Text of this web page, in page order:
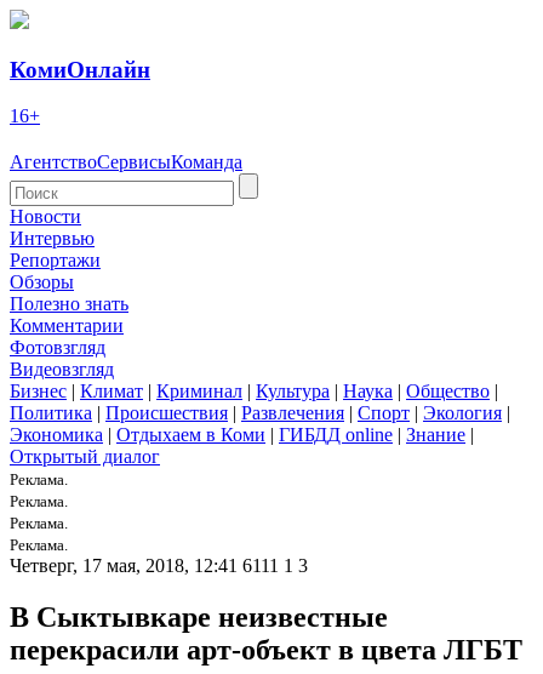
КомиОнлайн
16+
АгентствоСервисыКоманда
Новости
Интервью
Репортажи
Обзоры
Полезно знать
Комментарии
Фотовзгляд
Видеовзгляд
Бизнес | Климат | Криминал | Культура | Наука | Общество |
Политика | Происшествия | Развлечения | Спорт | Экология |
Экономика | Отдыхаем в Коми | ГИБДД online | Знание |
Открытый диалог
Реклама.
Реклама.
Реклама.
Реклама.
Четверг, 17 мая, 2018, 12:41 6111 1 3
В Сыктывкаре неизвестные
перекрасили арт-объект в цвета ЛГБТ